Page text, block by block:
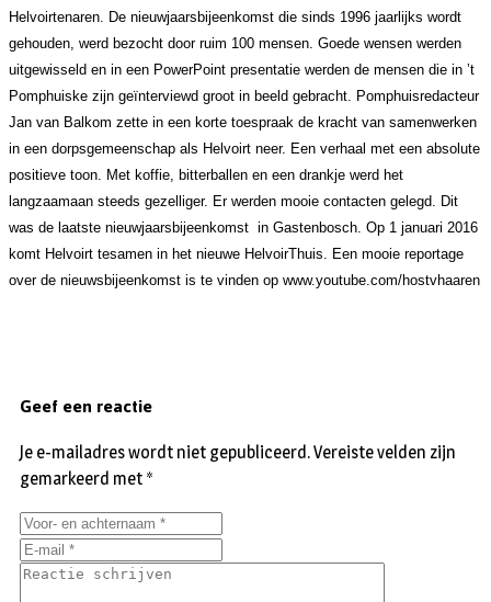
Helvoirtenaren. De nieuwjaarsbijeenkomst die sinds 1996 jaarlijks wordt
gehouden, werd bezocht door ruim 100 mensen. Goede wensen werden
uitgewisseld en in een PowerPoint presentatie werden de mensen die in ’t
Pomphuiske zijn geïnterviewd groot in beeld gebracht. Pomphuisredacteur
Jan van Balkom zette in een korte toespraak de kracht van samenwerken
in een dorpsgemeenschap als Helvoirt neer. Een verhaal met een absolute
positieve toon. Met koffie, bitterballen en een drankje werd het
langzaamaan steeds gezelliger. Er werden mooie contacten gelegd. Dit
was de laatste nieuwjaarsbijeenkomst in Gastenbosch. Op 1 januari 2016
komt Helvoirt tesamen in het nieuwe HelvoirThuis. Een mooie reportage
over de nieuwsbijeenkomst is te vinden op www.youtube.com/hostvhaaren
Geef een reactie
Je e-mailadres wordt niet gepubliceerd.Vereiste velden zijn
gemarkeerd met *